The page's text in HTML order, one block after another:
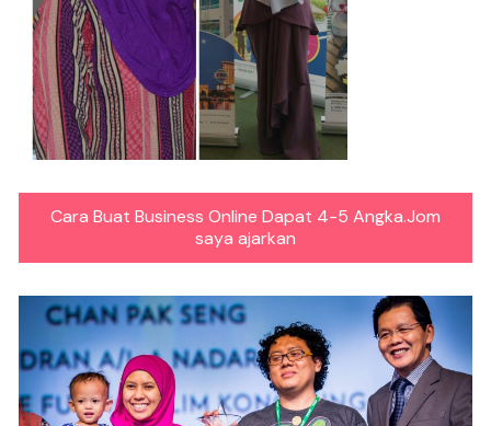
Cara Buat Business Online Dapat 4-5 Angka.Jom
saya ajarkan